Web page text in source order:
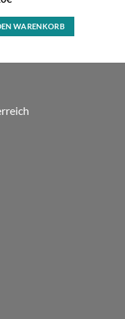
WARENKORB